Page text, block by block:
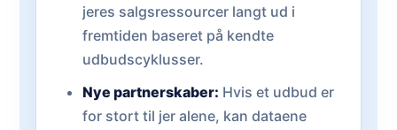
jeres salgsressourcer langt ud i
fremtiden baseret på kendte
udbudscyklusser.
Nye partnerskaber: Hvis et udbud er
for stort til jer alene, kan dataene